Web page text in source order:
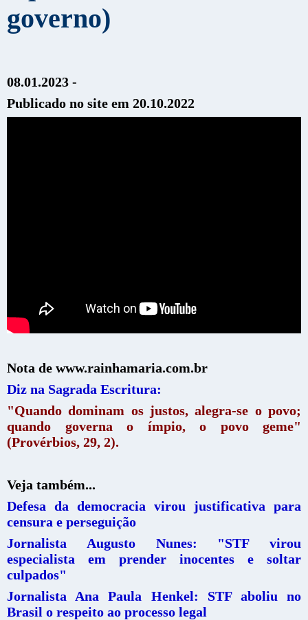
governo)
08.01.2023 -
Publicado no site em 20.10.2022
Nota de www.rainhamaria.com.br
Diz na Sagrada Escritura:
"Quando dominam os justos, alegra-se o povo;
quando governa o ímpio, o povo geme"
(Provérbios, 29, 2).
Veja também...
Defesa da democracia virou justificativa para
censura e perseguição
Jornalista Augusto Nunes: "STF virou
especialista em prender inocentes e soltar
culpados"
Jornalista Ana Paula Henkel: STF aboliu no
Brasil o respeito ao processo legal